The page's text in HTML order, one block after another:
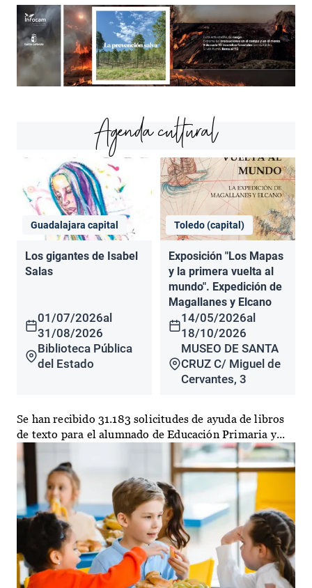
Agenda cultural
Guadalajara capital
Los gigantes de Isabel
Salas
01/07/2026al
31/08/2026
Biblioteca Pública
del Estado
Toledo (capital)
Exposición "Los Mapas
y la primera vuelta al
mundo". Expedición de
Magallanes y Elcano
14/05/2026al
18/10/2026
MUSEO DE SANTA
CRUZ C/ Miguel de
Cervantes, 3
Se han recibido 31.183 solicitudes de ayuda de libros
de texto para el alumnado de Educación Primaria y...